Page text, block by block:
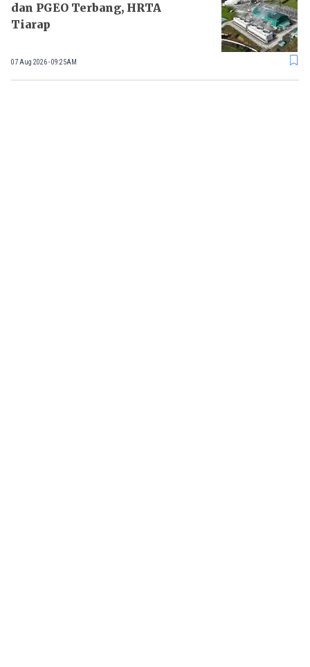
dan PGEO Terbang, HRTA
Tiarap
07 Aug 2026 - 09:25AM